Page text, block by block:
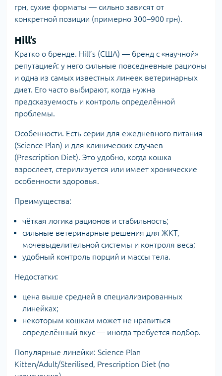
грн, сухие форматы — сильно зависят от
конкретной позиции (примерно 300–900 грн).
Hill’s
Кратко о бренде. Hill’s (США) — бренд с «научной»
репутацией: у него сильные повседневные рационы
и одна из самых известных линеек ветеринарных
диет. Его часто выбирают, когда нужна
предсказуемость и контроль определённой
проблемы.
Особенности. Есть серии для ежедневного питания
(Science Plan) и для клинических случаев
(Prescription Diet). Это удобно, когда кошка
взрослеет, стерилизуется или имеет хронические
особенности здоровья.
Преимущества:
чёткая логика рационов и стабильность;
сильные ветеринарные решения для ЖКТ,
мочевыделительной системы и контроля веса;
удобный контроль порций и массы тела.
Недостатки:
цена выше средней в специализированных
линейках;
некоторым кошкам может не нравиться
определённый вкус — иногда требуется подбор.
Популярные линейки: Science Plan
Kitten/Adult/Sterilised, Prescription Diet (по